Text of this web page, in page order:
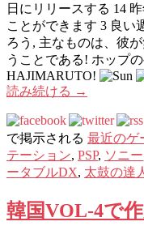
日にリリースする 14
ことができます 3 良い
ろう, 主なものは、彼
うことである! ホップ
HAJIMARUTO!
読み続ける →
で掲示される 最近のゲ
テーション, PSP, ソニー
ータブルDX, 太鼓の達
韓国VOL-4で